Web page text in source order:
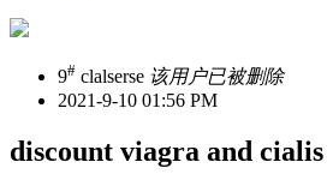
9# clalserse 该用户已被删除
2021-9-10 01:56 PM
discount viagra and cialis